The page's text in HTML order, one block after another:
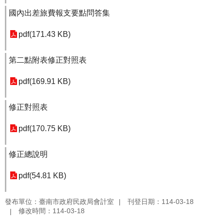
國內出差旅費報支要點問答集
pdf(171.43 KB)
第二點附表修正對照表
pdf(169.91 KB)
修正對照表
pdf(170.75 KB)
修正總說明
pdf(54.81 KB)
發布單位：臺南市政府民政局會計室
刊登日期：114-03-18
修改時間：114-03-18